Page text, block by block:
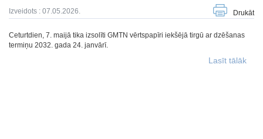
Izveidots : 07.05.2026. Drukāt
Ceturtdien, 7. maijā tika izsolīti GMTN vērtspapīri iekšējā tirgū ar dzēšanas
termiņu 2032. gada 24. janvārī.
Lasīt tālāk